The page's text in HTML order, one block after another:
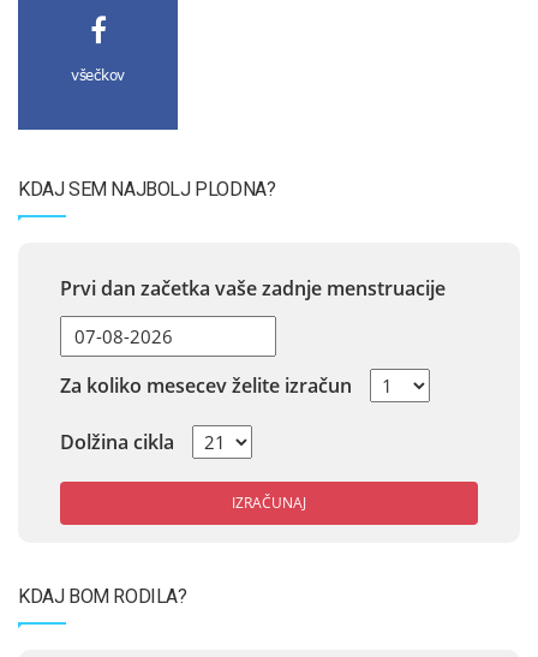
všečkov
KDAJ SEM NAJBOLJ PLODNA?
Prvi dan začetka vaše zadnje menstruacije
Za koliko mesecev želite izračun
Dolžina cikla
IZRAČUNAJ
KDAJ BOM RODILA?